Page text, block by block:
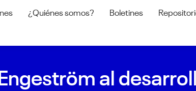
¿Quiénes somos? Boletines
al